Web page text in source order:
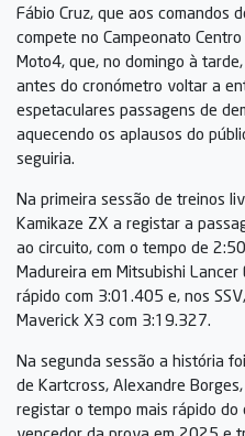
Fábio Cruz, que aos comandos
compete no Campeonato
Moto4, que, no domingo à
antes do cronómetro voltar a
espetaculares passagens de
aquecendo os aplausos do
seguiria.
Na primeira sessão de treinos
Kamikaze ZX a registar a
ao circuito, com o tempo de
Madureira em Mitsubishi
rápido com 3:01.405 e, nos
Maverick X3 com 3:19.327.
Na segunda sessão a história
de Kartcross, Alexandre
registar o tempo mais rápido